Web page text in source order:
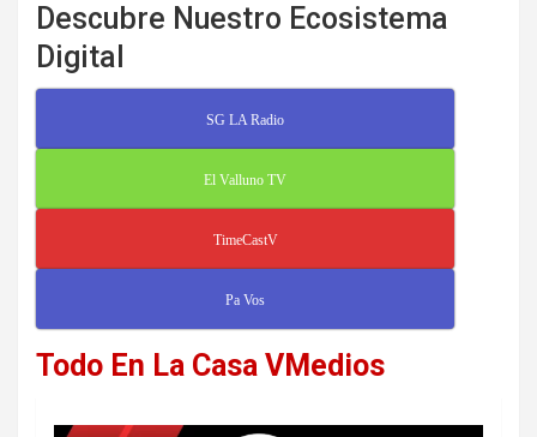
Descubre Nuestro Ecosistema
Digital
SG LA Radio
El Valluno TV
TimeCastV
Pa Vos
Todo En La Casa VMedios